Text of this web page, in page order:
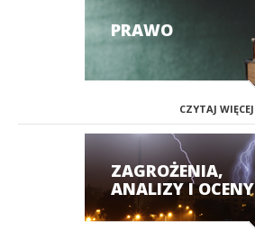
PRAWO
CZYTAJ WIĘCEJ
ZAGROŻENIA,
ANALIZY I OCENY